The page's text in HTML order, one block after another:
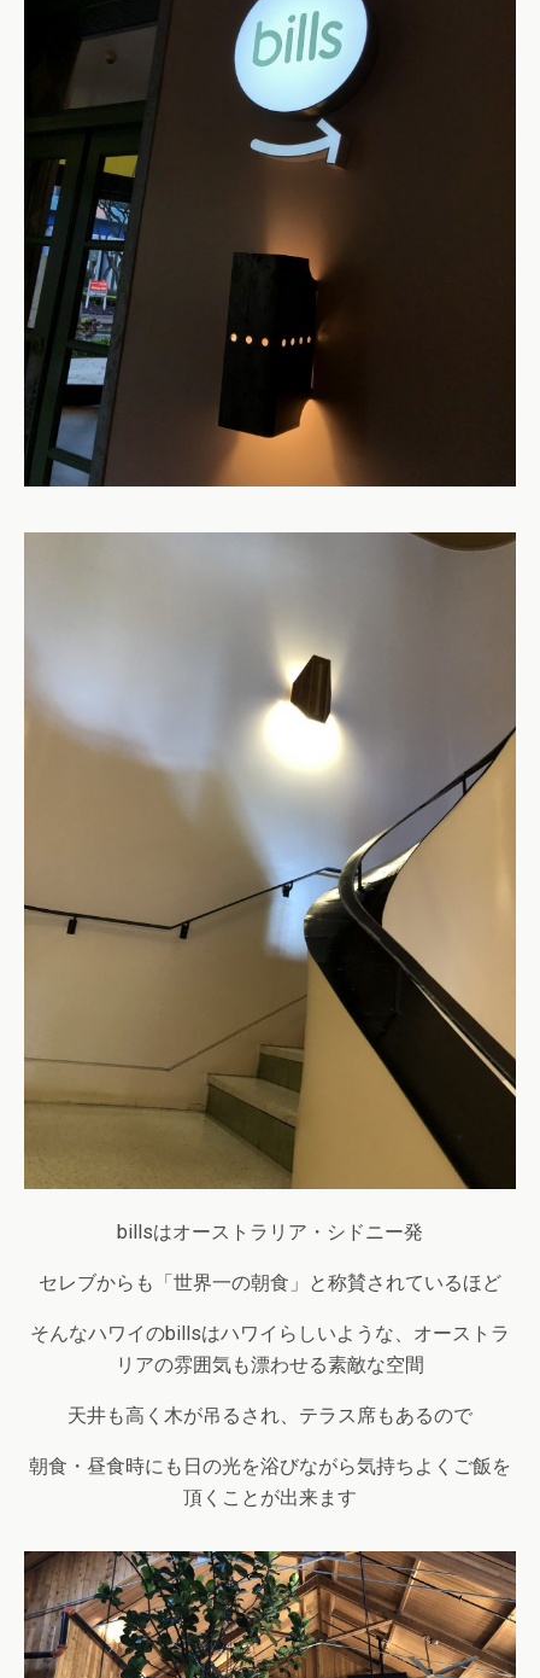
billsはオーストラリア・シドニー発
セレブからも「世界一の朝食」と称賛されているほど
そんなハワイのbillsはハワイらしいような、オーストラ
リアの雰囲気も漂わせる素敵な空間
天井も高く木が吊るされ、テラス席もあるので
朝食・昼食時にも日の光を浴びながら気持ちよくご飯を
頂くことが出来ます